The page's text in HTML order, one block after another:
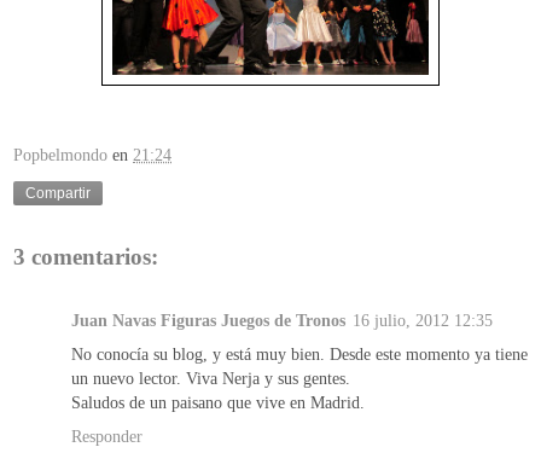
Popbelmondo en 21:24
Compartir
3 comentarios:
Juan Navas Figuras Juegos de Tronos 16 julio, 2012 12:35
No conocía su blog, y está muy bien. Desde este momento ya tiene
un nuevo lector. Viva Nerja y sus gentes.
Saludos de un paisano que vive en Madrid.
Responder